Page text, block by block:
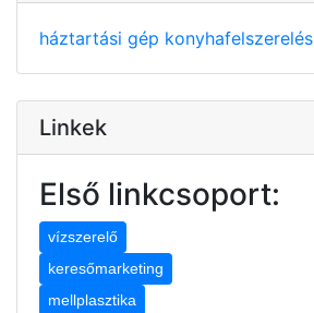
háztartási gép konyhafelszerelés
Linkek
Első linkcsoport:
vízszerelő
keresőmarketing
mellplasztika